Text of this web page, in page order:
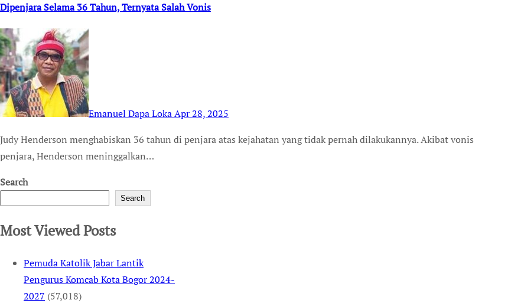
Dipenjara Selama 36 Tahun, Ternyata Salah Vonis
Emanuel Dapa LokaApr 28, 2025
Judy Henderson menghabiskan 36 tahun di penjara atas kejahatan yang tidak pernah dilakukannya. Akibat vonis
penjara, Henderson meninggalkan…
Search
Search
Most Viewed Posts
Pemuda Katolik Jabar Lantik
Pengurus Komcab Kota Bogor 2024-
2027 (57,018)